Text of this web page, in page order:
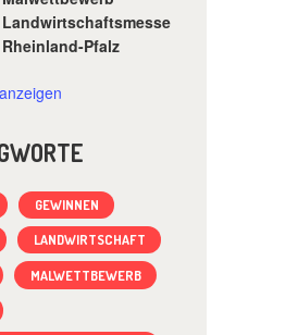
Landwirtschaftsmesse
Rheinland-Pfalz
GEWINNEN
LANDWIRTSCHAFT
MALWETTBEWERB